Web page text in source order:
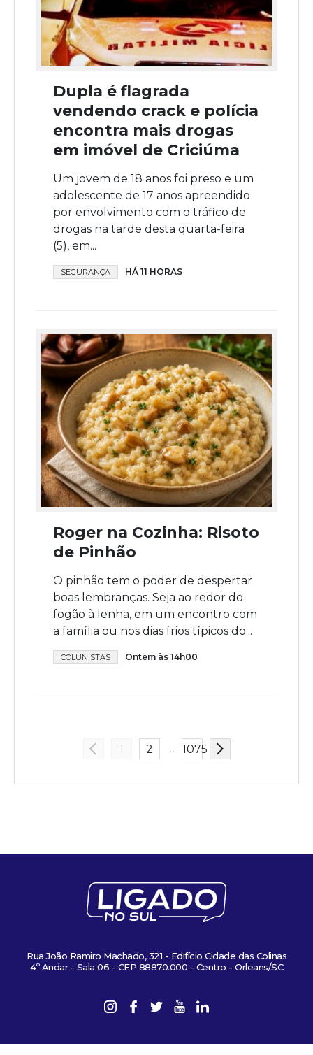
Dupla é flagrada
vendendo crack e polícia
encontra mais drogas
em imóvel de Criciúma
Um jovem de 18 anos foi preso e um
adolescente de 17 anos apreendido
por envolvimento com o tráfico de
drogas na tarde desta quarta-feira
(5), em...
SEGURANÇA HÁ 11 HORAS
Roger na Cozinha: Risoto
de Pinhão
O pinhão tem o poder de despertar
boas lembranças. Seja ao redor do
fogão à lenha, em um encontro com
a família ou nos dias frios típicos do...
COLUNISTAS Ontem às 14h00
1 2 … 1075
Rua João Ramiro Machado, 321 - Edifício Cidade das Colinas
4º Andar - Sala 06 - CEP 88870.000 - Centro - Orleans/SC